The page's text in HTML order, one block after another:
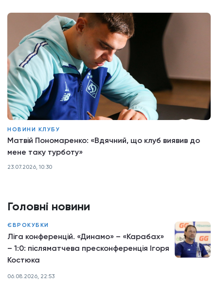
Головні новини
ЄВРОКУБКИ
Ліга конференцій. «Динамо» – «Карабах»
– 1:0: післяматчева пресконференція Ігоря
Костюка
06.08.2026, 22:53
НОВИНИ КЛУБУ
Матвій Пономаренко: «Вдячний, що клуб виявив до
мене таку турботу»
23.07.2026, 10:30